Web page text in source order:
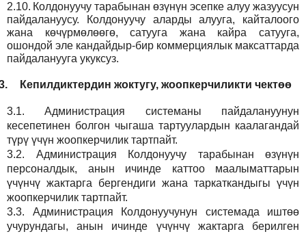
2.10. Колдонуучу тарабынан өзүнүн эсепке алуу жазуусун
пайдалануусу. Колдонуучу аларды алууга, кайталоого
жана көчүрмөлөөгө, сатууга жана кайра сатууга,
ошондой эле кандайдыр-бир коммерциялык максаттарда
пайдаланууга укуксуз.
Кепилдиктердин жоктугу, жоопкерчиликти чектөө
3.1.Администрация системаны пайдалануунун
кесепетинен болгон чыгаша тартуулардын каалагандай
түрү үчүн жоопкерчилик тартпайт.
3.2. Администрация
Колдонуучу тарабынан өзүнүн
персоналдык, анын ичинде каттоо маалыматтарын
үчүнчү жактарга бергендиги жана таркаткандыгы үчүн
жоопкерчилик тартпайт.
3.3. Администрация Колдонуучунун системада иштөө
учурундагы, анын ичинде үчүнчү жактарга берилген